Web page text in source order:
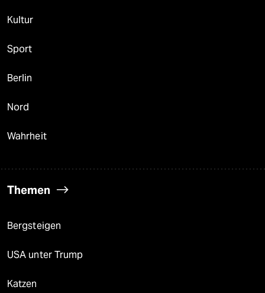
Kultur
Sport
Berlin
Nord
Wahrheit
Themen
Bergsteigen
USA unter Trump
Katzen